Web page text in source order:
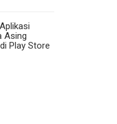
Asing
Play Store